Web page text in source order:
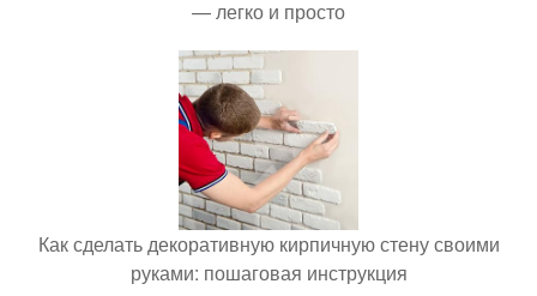
— легко и просто
Как сделать декоративную кирпичную стену своими
руками: пошаговая инструкция